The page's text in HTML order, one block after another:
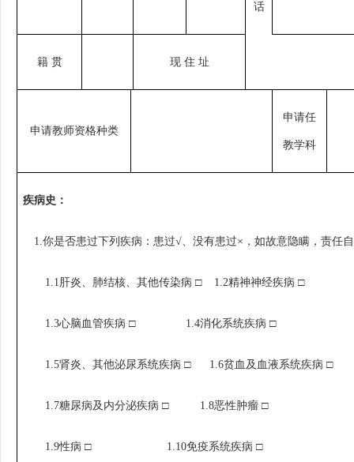
话
籍 贯 现 住 址
申请教师资格种类
申请任
教学科
疾病史：
1.你是否患过下列疾病：患过√、没有患过× ，如故意隐瞒，责任
1.1肝炎、肺结核、其他传染病□ 1.2精神神经疾病□
1.3心脑血管疾病□ 1.4消化系统疾病□
1.5肾炎、其他泌尿系统疾病□ 1.6贫血及血液系统疾病□
1.7糖尿病及内分泌疾病□ 1.8恶性肿瘤□
1.9性病□ 1.10免疫系统疾病□